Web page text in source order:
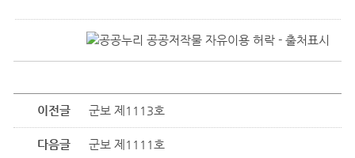
이전글 군보 제1113호
다음글 군보 제1111호